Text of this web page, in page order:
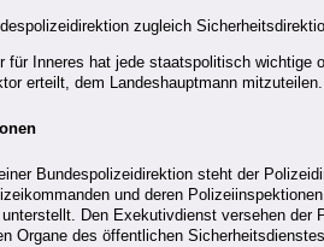
zugleich
für Inneres hat jede staatspolitisch
erteilt, dem Landeshauptmann mitzuteilen.
Bundespolizeidirektion steht der
und deren
Den Exekutivdienst versehen der
Organe des öffentlichen